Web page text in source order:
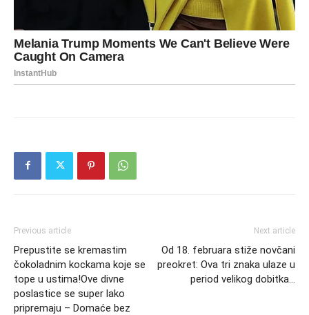
Previous article
Prepustite se kremastim
čokoladnim kockama koje se
tope u ustima!Ove divne
poslastice se super lako
pripremaju – Domaće bez
Next article
Od 18. februara stiže novčani
preokret: Ova tri znaka ulaze u
period velikog dobitka…